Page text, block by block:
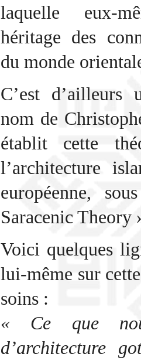
laquelle eux-
héritage des
du monde
C’est d’ailleurs
nom de
établit cette
l’architecture
européenne,
Saracenic Theory
Voici quelques
lui-même sur
soins :
« Ce que
d’architecture